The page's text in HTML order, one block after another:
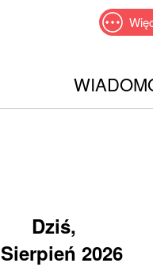
Dziś,
2026